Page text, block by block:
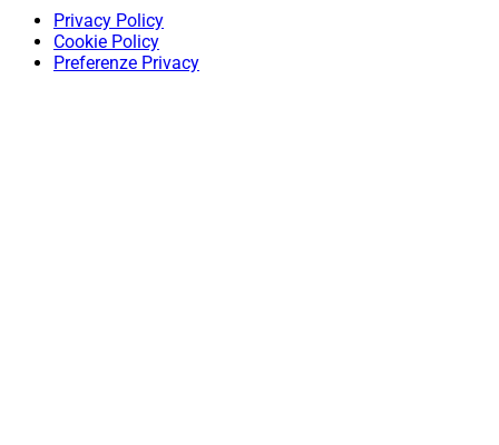
Privacy Policy
Cookie Policy
Preferenze Privacy